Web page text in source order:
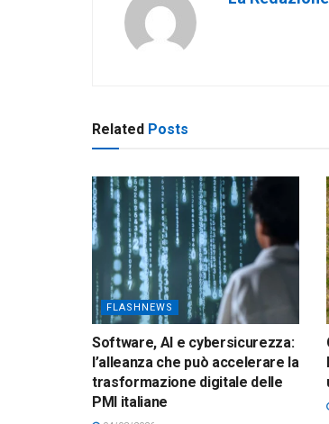
Related Posts
FLASHNEWS
Software, AI e cybersicurezza:
l’alleanza che può accelerare la
trasformazione digitale delle
PMI italiane